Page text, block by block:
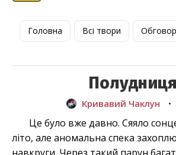
Головна Всі твори
Полудниця
Кривавий Чаклун •
Це було вже давно. Сяяло
літо, але аномальна спека